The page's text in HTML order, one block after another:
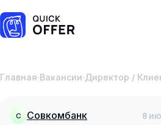
Главная·Вакансии· Директор /
С Совкомбанк 8